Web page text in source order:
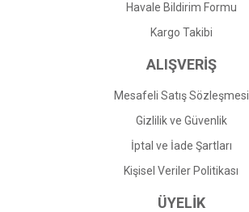
Havale Bildirim Formu
Kargo Takibi
ALIŞVERİŞ
Mesafeli Satış Sözleşmesi
Gizlilik ve Güvenlik
İptal ve İade Şartları
Kişisel Veriler Politikası
ÜYELİK